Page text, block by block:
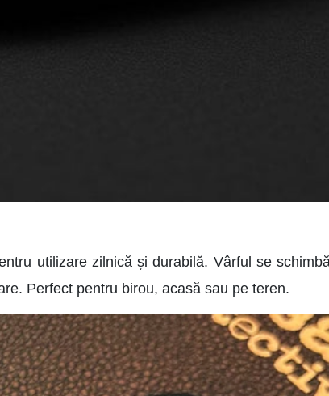
utilizare zilnică și durabilă. Vârful se
Perfect pentru birou, acasă sau pe teren.